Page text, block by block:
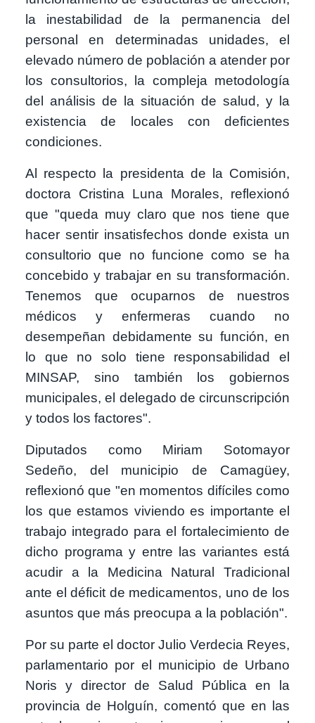
la inestabilidad de la permanencia del
personal en determinadas unidades, el
elevado número de población a atender por
los consultorios, la compleja metodología
del análisis de la situación de salud, y la
existencia de locales con deficientes
condiciones.
Al respecto la presidenta de la Comisión,
doctora Cristina Luna Morales, reflexionó
que "queda muy claro que nos tiene que
hacer sentir insatisfechos donde exista un
consultorio que no funcione como se ha
concebido y trabajar en su transformación.
Tenemos que ocuparnos de nuestros
médicos y enfermeras cuando no
desempeñan debidamente su función, en
lo que no solo tiene responsabilidad el
MINSAP, sino también los gobiernos
municipales, el delegado de circunscripción
y todos los factores".
Diputados como Miriam Sotomayor
Sedeño, del municipio de Camagüey,
reflexionó que "en momentos difíciles como
los que estamos viviendo es importante el
trabajo integrado para el fortalecimiento de
dicho programa y entre las variantes está
acudir a la Medicina Natural Tradicional
ante el déficit de medicamentos, uno de los
asuntos que más preocupa a la población".
Por su parte el doctor Julio Verdecia Reyes,
parlamentario por el municipio de Urbano
Noris y director de Salud Pública en la
provincia de Holguín, comentó que en las